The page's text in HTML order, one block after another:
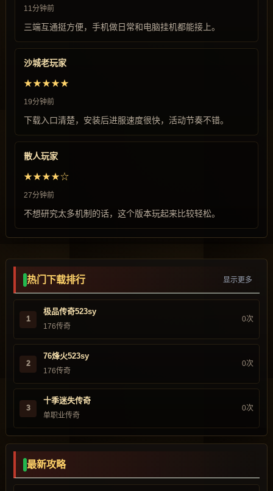
11分钟前
三端互通挺方便，手机做日常和电脑挂机都能接上。
沙城老玩家
★★★★★
19分钟前
下载入口清楚，安装后进服速度很快，活动节奏不错。
散人玩家
★★★★☆
27分钟前
不想研究太多机制的话，这个版本玩起来比较轻松。
热门下载排行 显示更多
1
极品传奇523sy
176传奇
0次
2
76烽火523sy
176传奇
0次
3
十季迷失传奇
单职业传奇
0次
最新攻略